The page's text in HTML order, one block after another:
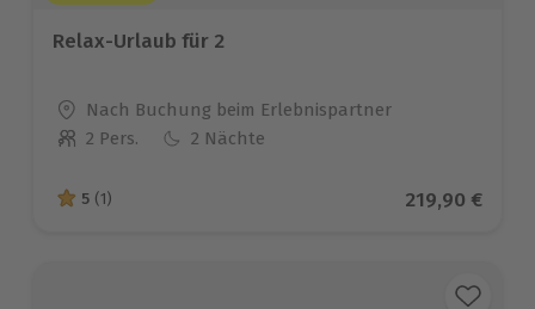
Relax-Urlaub für 2
Standort
Nach Buchung beim Erlebnispartner
Anzahl der Teilnehmer
2 Pers. 2 Nächte
5 von 5 Sternen basierend auf 1 Bewertungen
5 (1) Aktueller
219,90 €